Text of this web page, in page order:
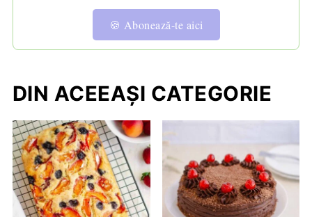
🍪 Abonează-te aici
DIN ACEEAȘI CATEGORIE